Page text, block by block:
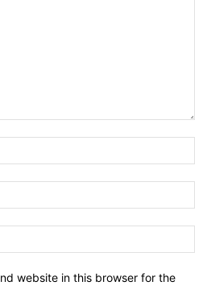
website in this browser for the